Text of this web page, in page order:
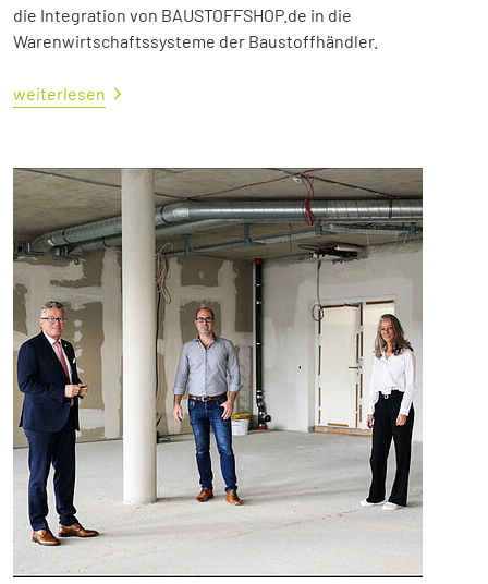
die Integration von BAUSTOFFSHOP.de in die
Warenwirtschaftssysteme der Baustoffhändler.
weiterlesen